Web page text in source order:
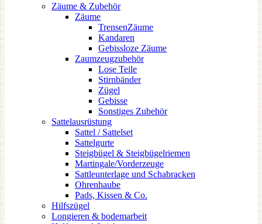
Zäume & Zubehör
Zäume
TrensenZäume
Kandaren
Gebissloze Zäume
Zaumzeugzubehör
Lose Teile
Stirnbänder
Zügel
Gebisse
Sonstiges Zubehör
Sattelausrüstung
Sattel / Sattelset
Sattelgurte
Steigbügel & Steigbügelriemen
Martingale/Vorderzeuge
Sattleunterlage und Schabracken
Ohrenhaube
Pads, Kissen & Co.
Hilfszügel
Longieren & bodemarbeit